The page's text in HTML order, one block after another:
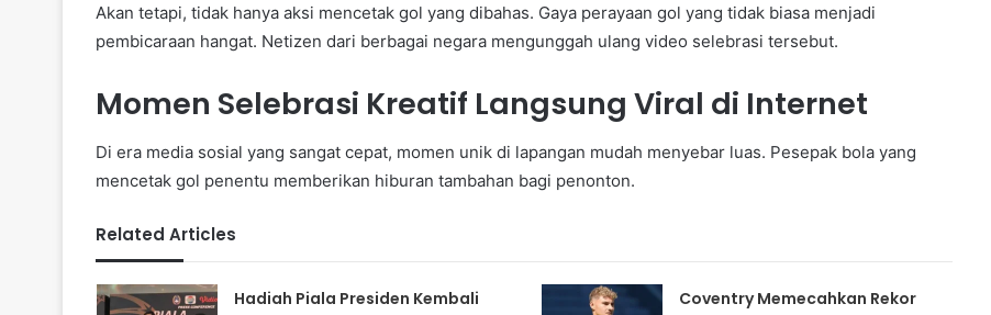
Akan tetapi, tidak hanya aksi mencetak gol yang dibahas. Gaya perayaan gol yang tidak biasa menjadi
pembicaraan hangat. Netizen dari berbagai negara mengunggah ulang video selebrasi tersebut.
Momen Selebrasi Kreatif Langsung Viral di Internet
Di era media sosial yang sangat cepat, momen unik di lapangan mudah menyebar luas. Pesepak bola yang
mencetak gol penentu memberikan hiburan tambahan bagi penonton.
Related Articles
Hadiah Piala Presiden Kembali
Coventry Memecahkan Rekor